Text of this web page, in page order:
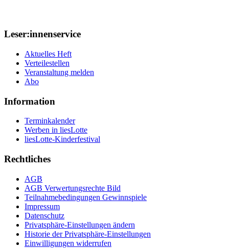
Leser:innenservice
Aktuelles Heft
Verteilestellen
Veranstaltung melden
Abo
Information
Terminkalender
Werben in liesLotte
liesLotte-Kinderfestival
Rechtliches
AGB
AGB Verwertungsrechte Bild
Teilnahmebedingungen Gewinnspiele
Impressum
Datenschutz
Privatsphäre-Einstellungen ändern
Historie der Privatsphäre-Einstellungen
Einwilligungen widerrufen